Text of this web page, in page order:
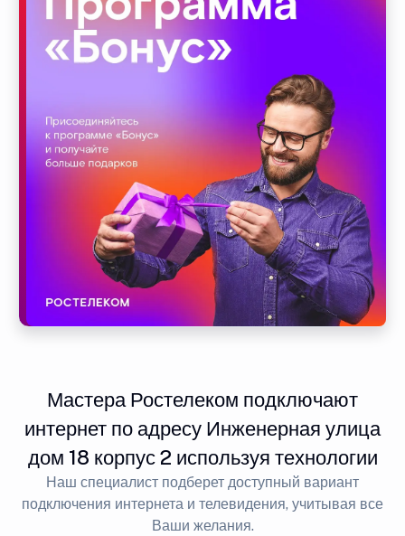
Мастера Ростелеком подключают
интернет по адресу Инженерная улица
дом 18 корпус 2 используя технологии
Наш специалист подберет доступный вариант
подключения интернета и телевидения, учитывая все
Ваши желания.